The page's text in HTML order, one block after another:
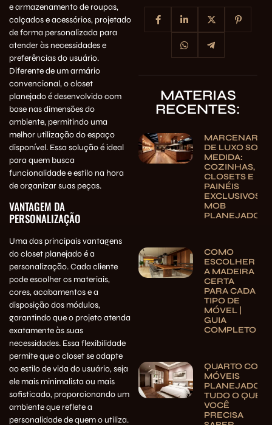
e armazenamento de roupas,
calçados e acessórios, projetado
de forma personalizada para
atender às necessidades e
preferências do usuário.
Diferente de um armário
convencional, o closet
planejado é desenvolvido com
base nas dimensões do
ambiente, permitindo uma
melhor utilização do espaço
disponível. Essa solução é ideal
para quem busca
funcionalidade e estilo na hora
de organizar suas peças.
VANTAGEM DA
PERSONALIZAÇÃO
Uma das principais vantagens
do closet planejado é a
personalização. Cada cliente
pode escolher os materiais,
cores, acabamentos e a
disposição dos módulos,
garantindo que o projeto atenda
exatamente às suas
necessidades. Essa flexibilidade
permite que o closet se adapte
ao estilo de vida do usuário, seja
ele mais minimalista ou mais
sofisticado, proporcionando um
ambiente que reflete a
personalidade de quem o utiliza.
MATERIAS
RECENTES:
MARCENARIA
DE LUXO SOB
MEDIDA:
COZINHAS,
CLOSETS E
PAINÉIS
EXCLUSIVOS |
MOB
PLANEJADOS
COMO
ESCOLHER
A MADEIRA
CERTA
PARA CADA
TIPO DE
MÓVEL |
GUIA
COMPLETO
QUARTO COM
MÓVEIS
PLANEJADOS:
TUDO O QUE
VOCÊ
PRECISA